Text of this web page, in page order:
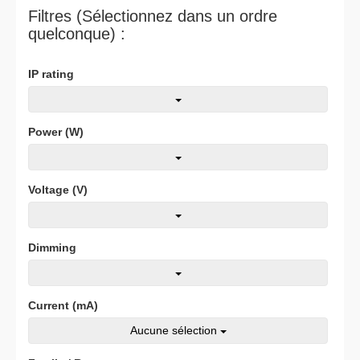
Filtres (Sélectionnez dans un ordre
quelconque) :
IP rating
Power (W)
Voltage (V)
Dimming
Current (mA)
Aucune sélection